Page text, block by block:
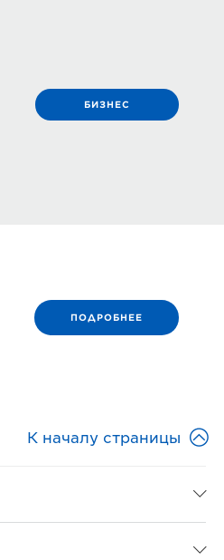
БИЗНЕС
ПОДРОБНЕЕ
К началу страницы 

